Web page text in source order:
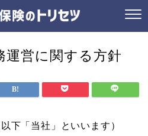
運営に関する方針
下「当社」といいます）